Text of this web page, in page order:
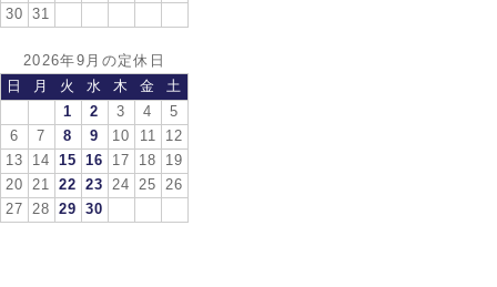
30
31
2026年9月の定休日
日
月 火 水 木 金
土
1
2 3 4
5
6
7 8 9 10 11
12
13
14 15 16 17 18
19
20
21 22 23 24 25
26
27
28 29 30